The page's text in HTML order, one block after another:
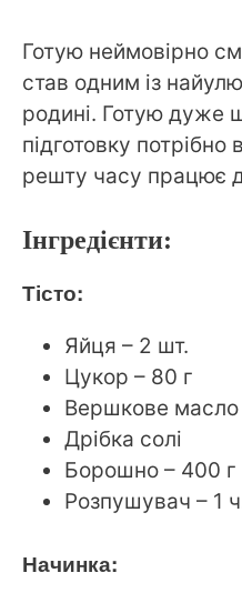
Готую неймовірно
став одним із
родині. Готую дуже
підготовку потрібно
решту часу працює
Інгредієнти:
Тісто:
Яйця – 2 шт.
Цукор – 80 г
Вершкове масло
Дрібка солі
Борошно – 400 г
Розпушувач – 1
Начинка: